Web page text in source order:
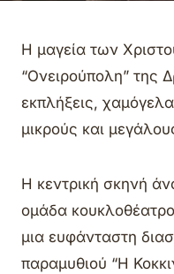
Η μαγεία των
“Ονειρούπολη” της
εκπλήξεις,
μικρούς και
Η κεντρική σκηνή
ομάδα
μια ευφάνταστη
παραμυθιού “Η